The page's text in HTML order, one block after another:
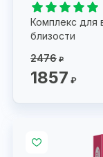
Комплекс для
близости
2476 ₽
1857 ₽